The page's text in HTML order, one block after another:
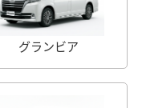
グランビア